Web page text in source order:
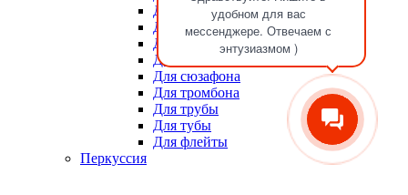
удобном для вас
мессенджере. Отвечаем с
энтузиазмом )
Для валторны
Для гобоя
Для кларнета
Для саксофона
Для сюзафона
Для тромбона
Для трубы
Для тубы
Для флейты
Перкуссия